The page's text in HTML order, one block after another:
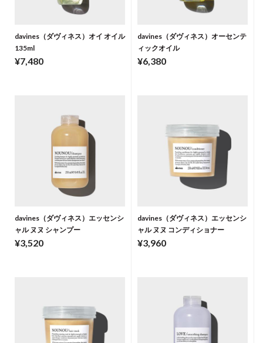
davines（ダヴィネス）オイ オイル
135ml
¥7,480
davines（ダヴィネス）オーセンテ
ィックオイル
¥6,380
davines（ダヴィネス）エッセンシ
ャル ヌヌ シャンプー
¥3,520
davines（ダヴィネス）エッセンシ
ャル ヌヌ コンディショナー
¥3,960